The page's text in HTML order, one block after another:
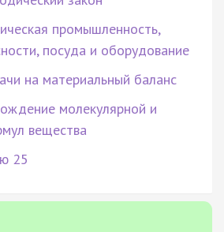
промышленность,
посуда и оборудование
на материальный баланс
молекулярной и
вещества
25